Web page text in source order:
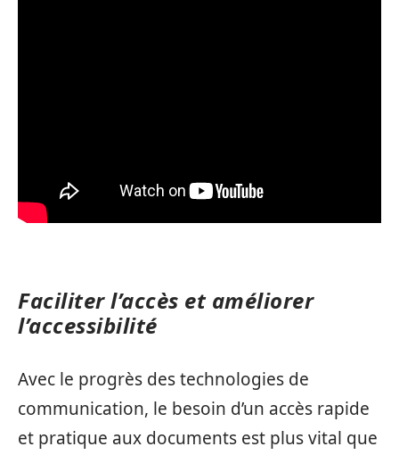
Faciliter l’accès et améliorer
l’accessibilité
Avec le progrès des technologies de
communication, le besoin d’un accès rapide
et pratique aux documents est plus vital que